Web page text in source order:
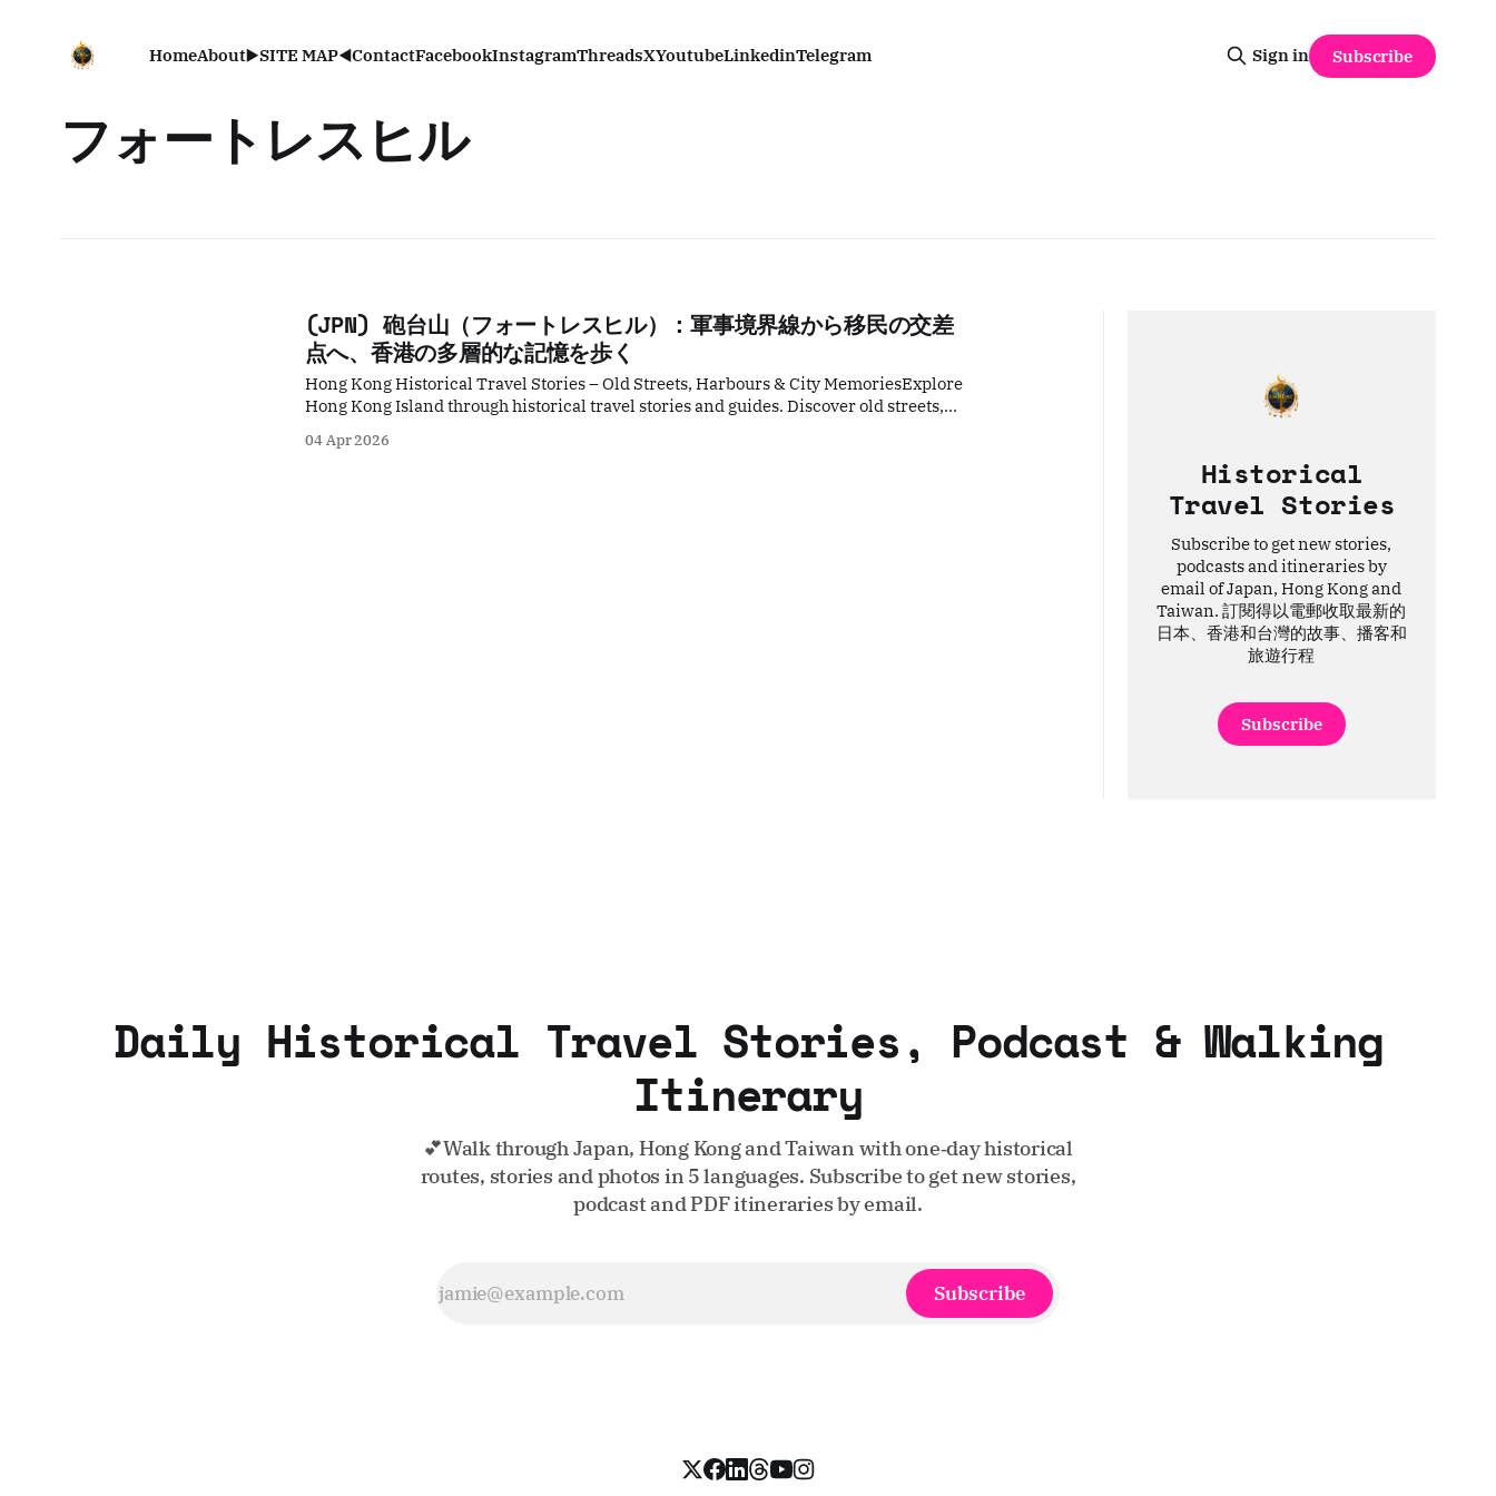
HomeAbout▶️SITE MAP◀️ContactFacebookInstagramThreadsXYoutubeLinkedinTelegram Sign in Subscribe
フォートレスヒル
(JPN) 砲台山（フォートレスヒル）：軍事境界線から移民の交差
点へ、香港の多層的な記憶を歩く
Hong Kong Historical Travel Stories – Old Streets, Harbours & City MemoriesExplore
Hong Kong Island through historical travel stories and guides. Discover old streets,
Travel StoriesLawrence MTRの律動に急かされる現代の通勤者は、かつての「East
04 Apr 2026
Historical
Travel Stories
Subscribe to get new stories,
podcasts and itineraries by
email of Japan, Hong Kong and
Taiwan. 訂閱得以電郵收取最新的
日本、香港和台灣的故事、播客和
旅遊行程
Subscribe
Daily Historical Travel Stories, Podcast & Walking
Itinerary
💕Walk through Japan, Hong Kong and Taiwan with one‑day historical
routes, stories and photos in 5 languages. Subscribe to get new stories,
podcast and PDF itineraries by email.
Subscribe